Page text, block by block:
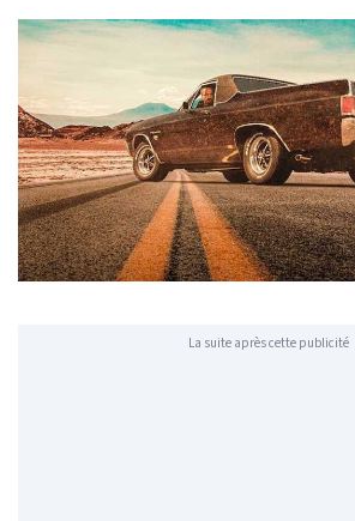
La suite après cette publicité